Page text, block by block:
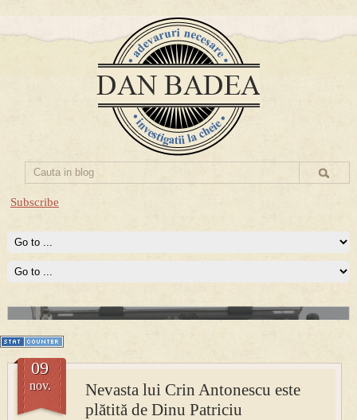
Subscribe
PRESA
Permise pentru vânătoarea de porci în costume, cu gulere albe
Prima mea carte publicata (Nemira)
Averea Presedintelui: prima lucrare despre controversatele
conturi secrete ale Securitatii.
Nevasta lui Crin Antonescu este
plătită de Dinu Patriciu
09
nov.